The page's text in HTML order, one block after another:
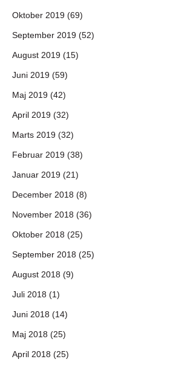
Oktober 2019 (69)
September 2019 (52)
August 2019 (15)
Juni 2019 (59)
Maj 2019 (42)
April 2019 (32)
Marts 2019 (32)
Februar 2019 (38)
Januar 2019 (21)
December 2018 (8)
November 2018 (36)
Oktober 2018 (25)
September 2018 (25)
August 2018 (9)
Juli 2018 (1)
Juni 2018 (14)
Maj 2018 (25)
April 2018 (25)